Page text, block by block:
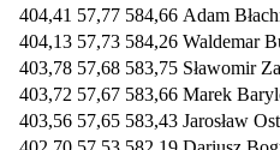
404,41 57,77 584,66 Adam
404,13 57,73 584,26 Waldemar
403,78 57,68 583,75 Sławomir
403,72 57,67 583,66 Marek
403,56 57,65 583,43 Jarosław